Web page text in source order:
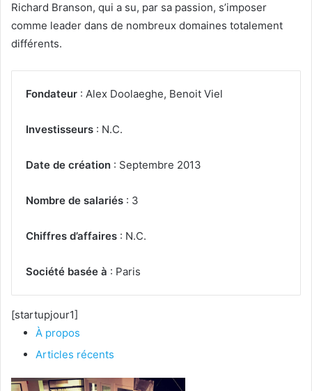
Richard Branson, qui a su, par sa passion, s’imposer
comme leader dans de nombreux domaines totalement
différents.
Fondateur : Alex Doolaeghe, Benoit Viel
Investisseurs : N.C.
Date de création : Septembre 2013
Nombre de salariés : 3
Chiffres d’affaires : N.C.
Société basée à : Paris
[startupjour1]
À propos
Articles récents